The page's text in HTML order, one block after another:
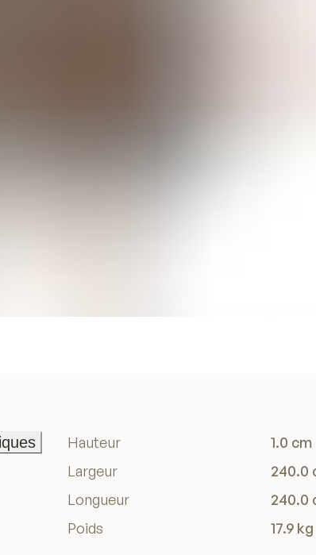
Hauteur
1.0 cm
Largeur
240.0
Longueur
240.0
Poids
17.9 kg